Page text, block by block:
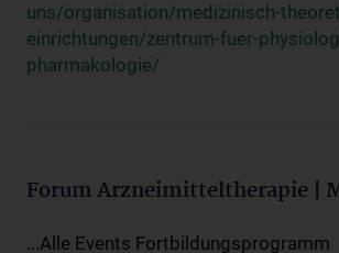
uns/organisation/medizinisch-
einrichtungen/zentrum-fuer-
pharmakologie/
Forum Arzneimitteltherapie |
...Alle Events Fortbildungsprogramm